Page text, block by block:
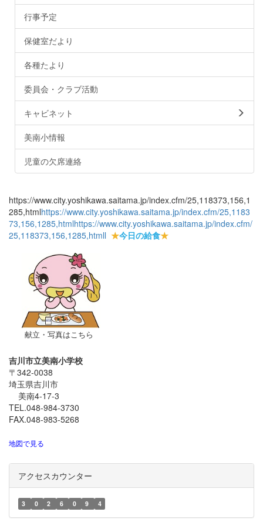
行事予定
保健室だより
各種たより
委員会・クラブ活動
キャビネット
美南小情報
児童の欠席連絡
https://www.city.yoshikawa.saitama.jp/index.cfm/25,118373,156,1
285,htmlhttps://www.city.yoshikawa.saitama.jp/index.cfm/25,1183
73,156,1285,htmlhttps://www.city.yoshikawa.saitama.jp/index.cfm/
25,118373,156,1285,htmll ★今日の給食★
献立・写真はこちら
吉川市立美南小学校
〒342-0038
埼玉県吉川市
美南4-17-3
TEL.048-984-3730
FAX.048-983-5268
地図で見る
アクセスカウンター
3 0 2 6 0 9 4